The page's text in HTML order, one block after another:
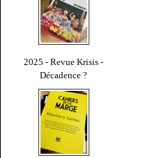
2025 - Revue Krisis -
Décadence ?